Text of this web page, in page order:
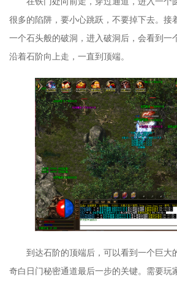
很多的陷阱，要小心跳跃，不要掉下去。接
一个石头般的破洞，进入破洞后，会看到一
沿着石阶向上走，一直到顶端。
到达石阶的顶端后，可以看到一个巨大
奇白日门秘密通道最后一步的关键。需要玩